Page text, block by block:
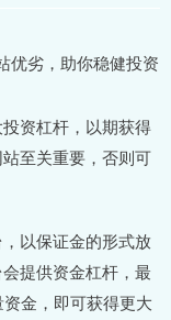
资杠杆，以期获得
至关重要，否则可
以保证金的形式放
提供资金杠杆，最
金，即可获得更大